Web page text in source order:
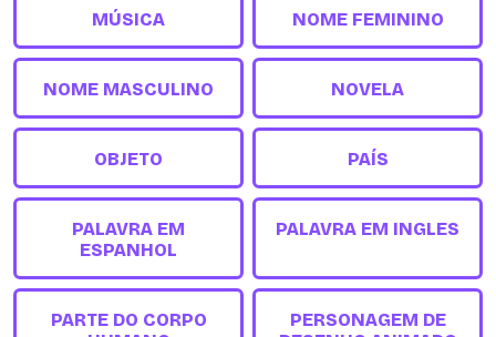
MÚSICA NOME FEMININO
NOME MASCULINO NOVELA
OBJETO PAÍS
PALAVRA EM
ESPANHOL
PALAVRA EM INGLES
PARTE DO CORPO
PERSONAGEM DE